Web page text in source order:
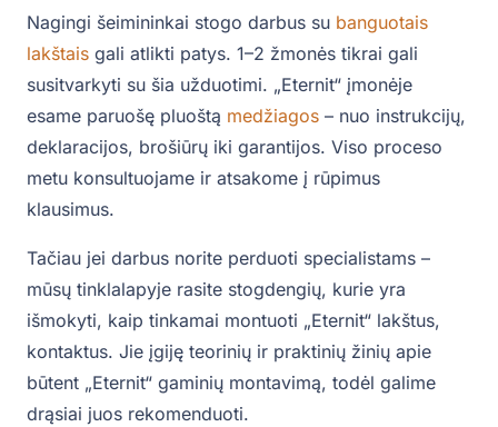
Nagingi šeimininkai stogo darbus su banguotais
lakštais gali atlikti patys. 1–2 žmonės tikrai gali
susitvarkyti su šia užduotimi. „Eternit“ įmonėje
esame paruošę pluoštą medžiagos – nuo instrukcijų,
deklaracijos, brošiūrų iki garantijos. Viso proceso
metu konsultuojame ir atsakome į rūpimus
klausimus.
Tačiau jei darbus norite perduoti specialistams –
mūsų tinklalapyje rasite stogdengių, kurie yra
išmokyti, kaip tinkamai montuoti „Eternit“ lakštus,
kontaktus. Jie įgiję teorinių ir praktinių žinių apie
būtent „Eternit“ gaminių montavimą, todėl galime
drąsiai juos rekomenduoti.